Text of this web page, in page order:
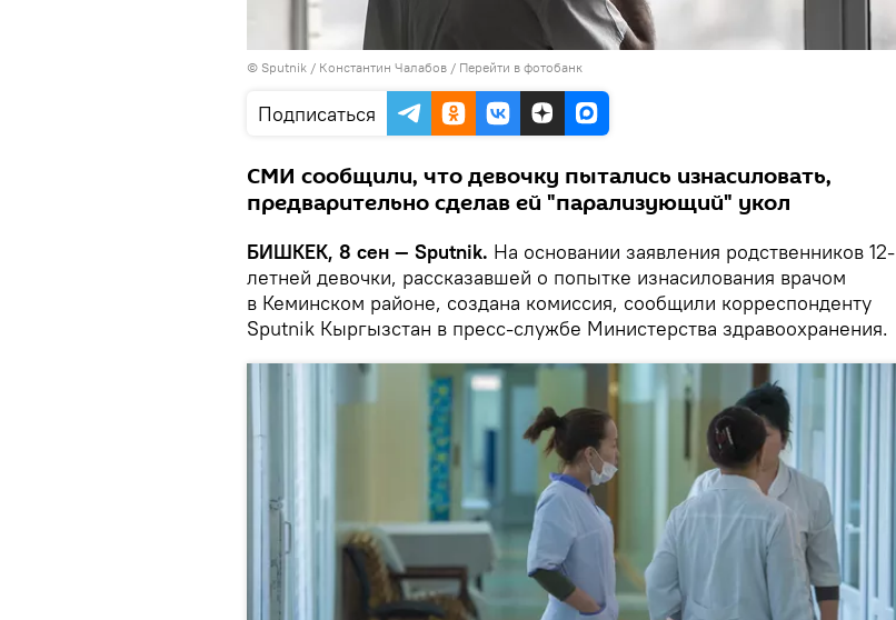
© Sputnik / Константин Чалабов / Перейти в фотобанк
Подписаться
СМИ сообщили, что девочку пытались изнасиловать,
предварительно сделав ей "парализующий" укол
БИШКЕК, 8 сен — Sputnik. На основании заявления родственников 12-
летней девочки, рассказавшей о попытке изнасилования врачом
в Кеминском районе, создана комиссия, сообщили корреспонденту
Sputnik Кыргызстан в пресс-службе Министерства здравоохранения.